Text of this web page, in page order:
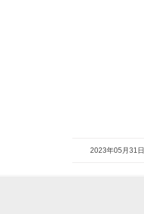
2023年05月31日